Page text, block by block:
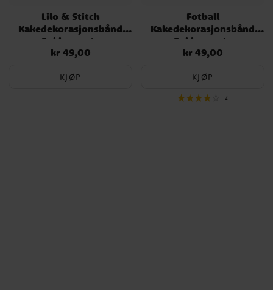
Lilo & Stitch
Kakedekorasjonsbånd
Sukkerpasta
Pris:kr 49,00
kr 49,00
KJØP
Fotball
Kakedekorasjonsbånd
Sukkerpasta
Pris:kr 49,00
kr 49,00
KJØP
2